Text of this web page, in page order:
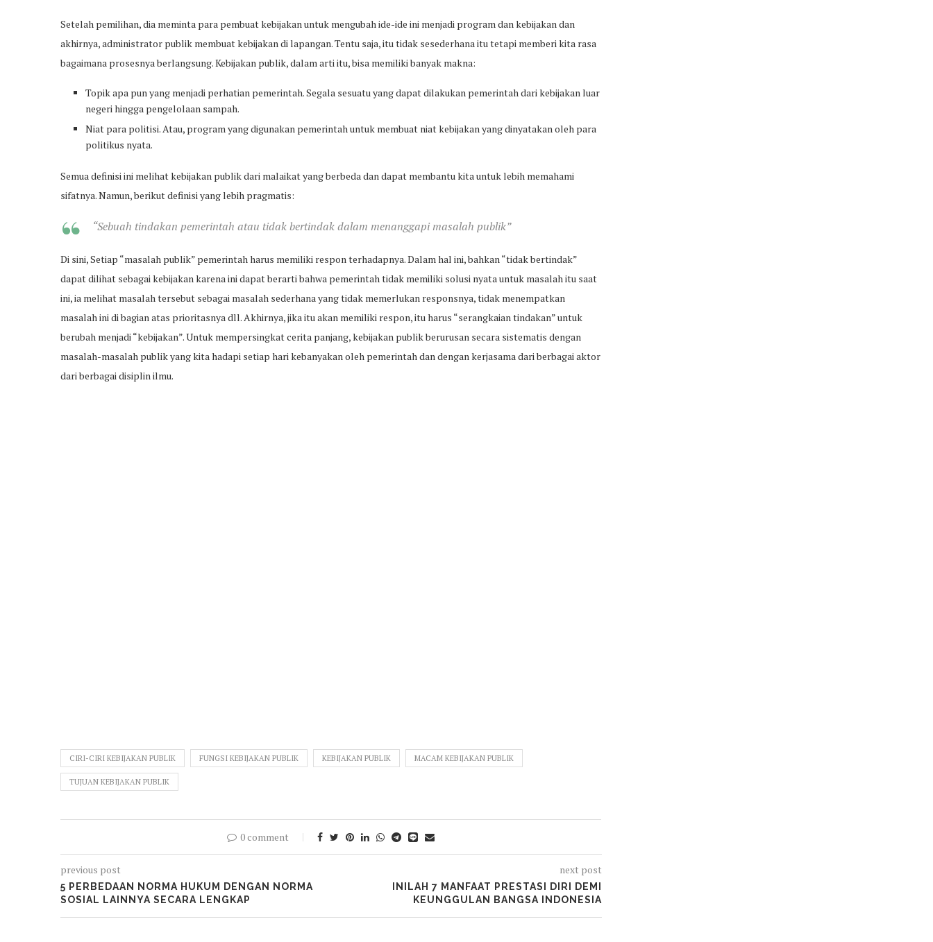
Setelah pemilihan, dia meminta para pembuat kebijakan untuk mengubah ide-ide ini menjadi program dan kebijakan dan
akhirnya, administrator publik membuat kebijakan di lapangan. Tentu saja, itu tidak sesederhana itu tetapi memberi kita rasa
bagaimana prosesnya berlangsung. Kebijakan publik, dalam arti itu, bisa memiliki banyak makna:
Topik apa pun yang menjadi perhatian pemerintah. Segala sesuatu yang dapat dilakukan pemerintah dari kebijakan luar
negeri hingga pengelolaan sampah.
Niat para politisi. Atau, program yang digunakan pemerintah untuk membuat niat kebijakan yang dinyatakan oleh para
politikus nyata.
Semua definisi ini melihat kebijakan publik dari malaikat yang berbeda dan dapat membantu kita untuk lebih memahami
sifatnya. Namun, berikut definisi yang lebih pragmatis:
“Sebuah tindakan pemerintah atau tidak bertindak dalam menanggapi masalah publik”
Di sini, Setiap “masalah publik” pemerintah harus memiliki respon terhadapnya. Dalam hal ini, bahkan “tidak bertindak”
dapat dilihat sebagai kebijakan karena ini dapat berarti bahwa pemerintah tidak memiliki solusi nyata untuk masalah itu saat
ini, ia melihat masalah tersebut sebagai masalah sederhana yang tidak memerlukan responsnya, tidak menempatkan
masalah ini di bagian atas prioritasnya dll. Akhirnya, jika itu akan memiliki respon, itu harus “serangkaian tindakan” untuk
berubah menjadi “kebijakan”. Untuk mempersingkat cerita panjang, kebijakan publik berurusan secara sistematis dengan
masalah-masalah publik yang kita hadapi setiap hari kebanyakan oleh pemerintah dan dengan kerjasama dari berbagai aktor
dari berbagai disiplin ilmu.
CIRI-CIRI KEBIJAKAN PUBLIK FUNGSI KEBIJAKAN PUBLIK KEBIJAKAN PUBLIK MACAM KEBIJAKAN PUBLIK
TUJUAN KEBIJAKAN PUBLIK
0 comment
previous post
5 PERBEDAAN NORMA HUKUM DENGAN NORMA
SOSIAL LAINNYA SECARA LENGKAP
next post
INILAH 7 MANFAAT PRESTASI DIRI DEMI
KEUNGGULAN BANGSA INDONESIA